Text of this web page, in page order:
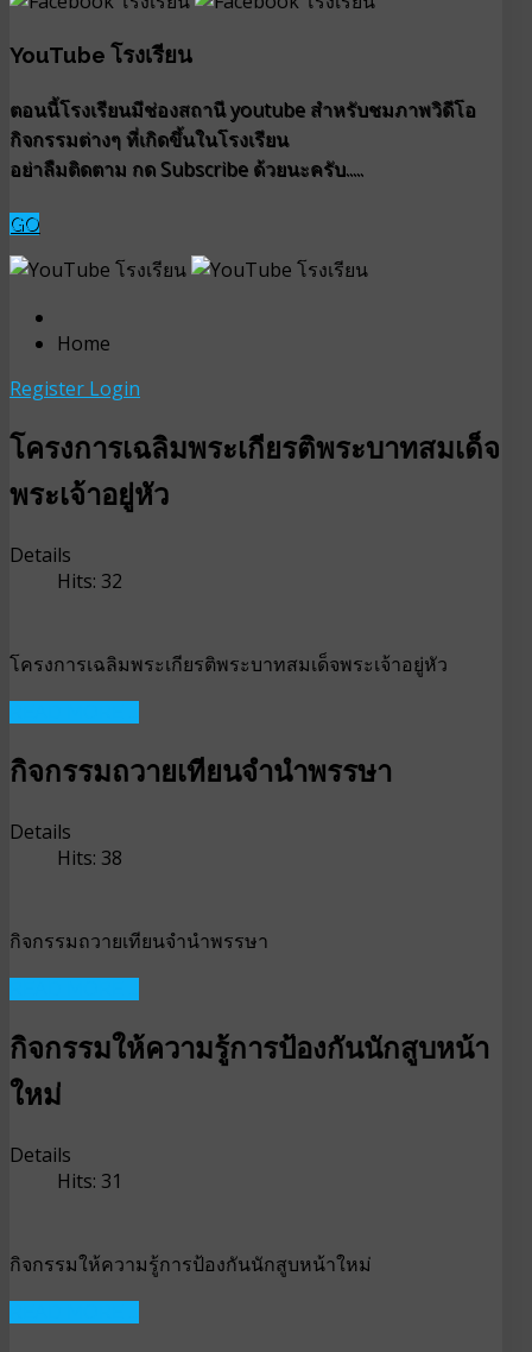
YouTube โรงเรียน
ตอนนี้โรงเรียนมีช่องสถานี youtube สำหรับชมภาพวิดีโอ
กิจกรรมต่างๆ ที่เกิดขึ้นในโรงเรียน
อย่าลืมติดตาม กด Subscribe ด้วยนะครับ.....
GO
Home
Register Login
โครงการเฉลิมพระเกียรติพระบาทสมเด็จ
พระเจ้าอยู่หัว
Details
Hits: 32
โครงการเฉลิมพระเกียรติพระบาทสมเด็จพระเจ้าอยู่หัว
กิจกรรมถวายเทียนจำนำพรรษา
Details
Hits: 38
กิจกรรมถวายเทียนจำนำพรรษา
กิจกรรมให้ความรู้การป้องกันนักสูบหน้า
ใหม่
Details
Hits: 31
กิจกรรมให้ความรู้การป้องกันนักสูบหน้าใหม่